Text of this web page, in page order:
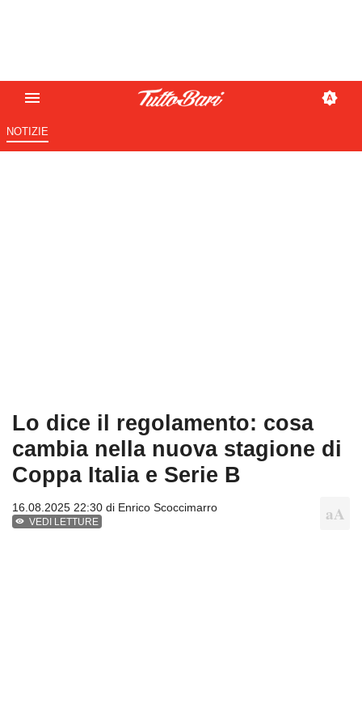
NOTIZIE
Lo dice il regolamento: cosa
cambia nella nuova stagione di
Coppa Italia e Serie B
16.08.2025 22:30 di Enrico Scoccimarro
VEDI LETTURE